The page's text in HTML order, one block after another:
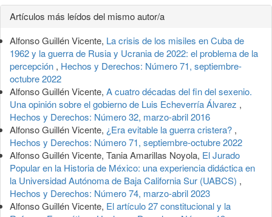
Detalles
del
artículo
Artículos más leídos del mismo autor/a
Alfonso Guillén Vicente, La crisis de los misiles en Cuba de
1962 y la guerra de Rusia y Ucrania de 2022: el problema de la
percepción , Hechos y Derechos: Número 71, septiembre-
octubre 2022
Alfonso Guillén Vicente, A cuatro décadas del fin del sexenio.
Una opinión sobre el gobierno de Luis Echeverría Álvarez ,
Hechos y Derechos: Número 32, marzo-abril 2016
Alfonso Guillén Vicente, ¿Era evitable la guerra cristera? ,
Hechos y Derechos: Número 71, septiembre-octubre 2022
Alfonso Guillén Vicente, Tania Amarillas Noyola, El Jurado
Popular en la Historia de México: una experiencia didáctica en
la Universidad Autónoma de Baja California Sur (UABCS) ,
Hechos y Derechos: Número 74, marzo-abril 2023
Alfonso Guillén Vicente, El artículo 27 constitucional y la